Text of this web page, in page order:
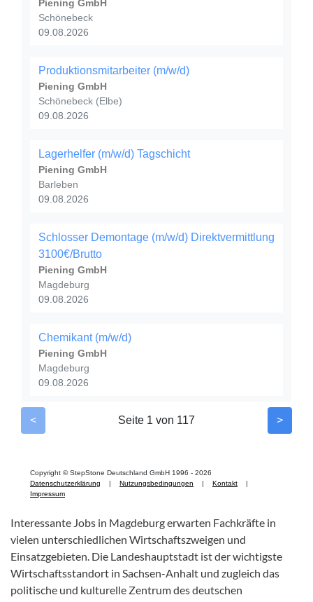
Interessante Jobs in Magdeburg erwarten Fachkräfte in
vielen unterschiedlichen Wirtschaftszweigen und
Einsatzgebieten. Die Landeshauptstadt ist der wichtigste
Wirtschaftsstandort in Sachsen-Anhalt und zugleich das
politische und kulturelle Zentrum des deutschen